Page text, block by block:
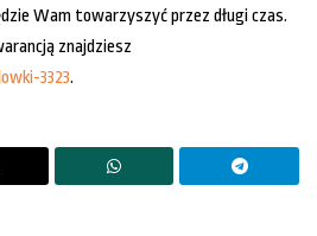
Wam towarzyszyć przez długi czas.
znajdziesz
3323.